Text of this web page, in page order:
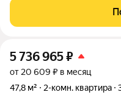
открытое и удобное для
комфорт без лишней
5 736 965₽
от 20 609 ₽ в месяц
47,8 м²
2-комн. квартира